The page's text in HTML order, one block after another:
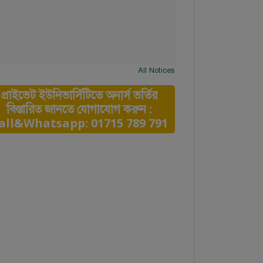
All Notices
প্রাইভেট ইউনিভার্সিটিতে অনার্স ভর্তির
বিস্তারিত জানতে যোগাযোগ করুন :
01715 789 791